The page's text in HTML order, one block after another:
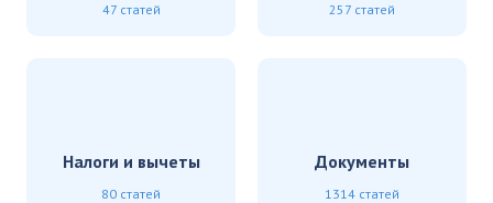
47 статей 257 статей
Налоги и вычеты
80 статей
Документы
1314 статей